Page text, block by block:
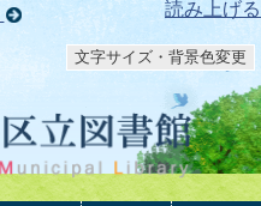
読み上げる
文字サイズ・背景色変更